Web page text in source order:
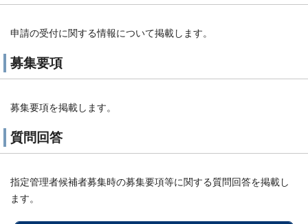
申請の受付に関する情報について掲載します。
募集要項
募集要項を掲載します。
質問回答
指定管理者候補者募集時の募集要項等に関する質問回答を掲載し
ます。